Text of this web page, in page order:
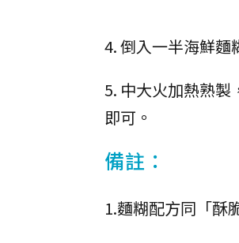
4. 倒入一半海鮮麵
5. 中大火加熱熟
即可。
備註：
1.麵糊配方同「酥